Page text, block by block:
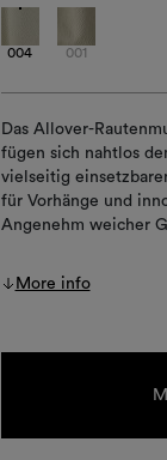
004 001
Das Allover-
fügen sich nahtlos
vielseitig
für Vorhänge und
Angenehm weicher
More info